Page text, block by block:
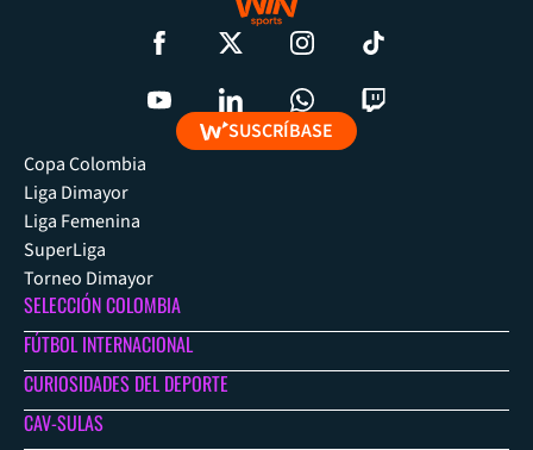
SUSCRÍBASE
Copa Colombia
Liga Dimayor
Liga Femenina
SuperLiga
Torneo Dimayor
SELECCIÓN COLOMBIA
FÚTBOL INTERNACIONAL
CURIOSIDADES DEL DEPORTE
CAV-SULAS